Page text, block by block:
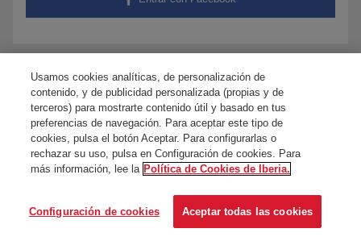
¿Tienes dudas?Contacta con nosotros
Usamos cookies analíticas, de personalización de
contenido, y de publicidad personalizada (propias y de
terceros) para mostrarte contenido útil y basado en tus
preferencias de navegación. Para aceptar este tipo de
cookies, pulsa el botón Aceptar. Para configurarlas o
rechazar su uso, pulsa en Configuración de cookies. Para
más información, lee la Política de Cookies de Iberia.
Configuración de cookies Aceptar todas las cookies